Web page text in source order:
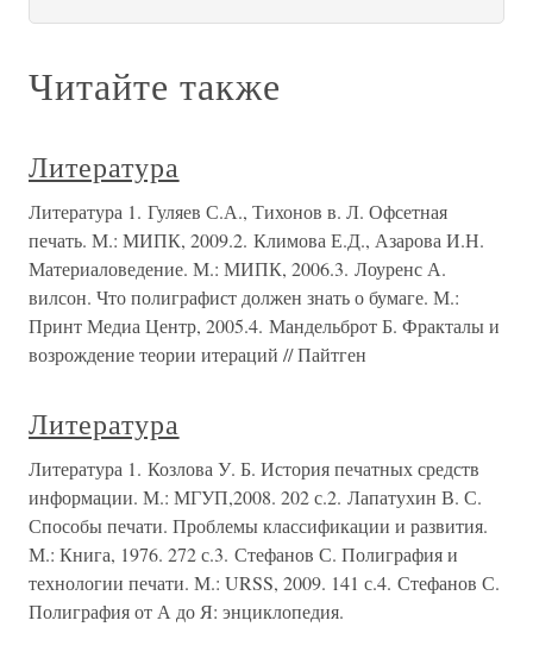
Читайте также
Литература
Литература 1. Гуляев С.А., Тихонов в. Л. Офсетная
печать. М.: МИПК, 2009.2. Климова Е.Д., Азарова И.Н.
Материаловедение. М.: МИПК, 2006.3. Лоуренс А.
вилсон. Что полиграфист должен знать о бумаге. М.:
Принт Медиа Центр, 2005.4. Мандельброт Б. Фракталы и
возрождение теории итераций // Пайтген
Литература
Литература 1. Козлова У. Б. История печатных средств
информации. М.: МГУП,2008. 202 с.2. Лапатухин В. С.
Способы печати. Проблемы классификации и развития.
М.: Книга, 1976. 272 с.3. Стефанов С. Полиграфия и
технологии печати. М.: URSS, 2009. 141 с.4. Стефанов С.
Полиграфия от А до Я: энциклопедия.